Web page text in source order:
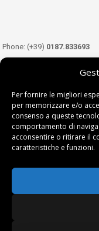
Per fornire le migliori
per memorizzare e/o
consenso a queste
comportamento di
acconsentire o ritirare il
caratteristiche e funzioni.
Phone: (+39) 0187.833693
349.3489333
Email:info@tdl.it
Terra di